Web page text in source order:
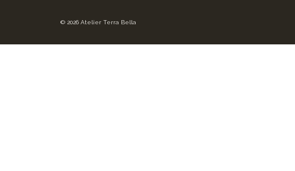
© 2026 Atelier Terra Bella